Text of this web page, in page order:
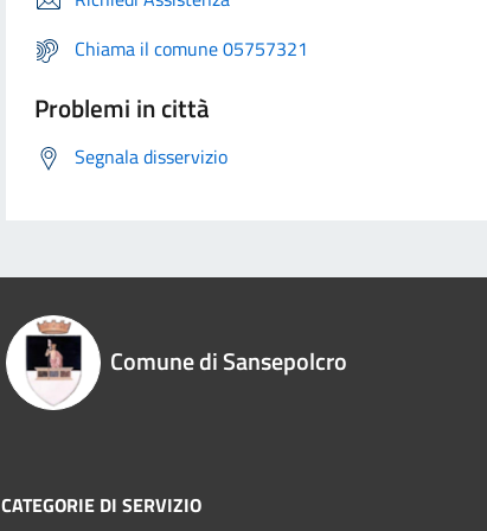
Chiama il comune 05757321
Problemi in città
Segnala disservizio
Comune di Sansepolcro
CATEGORIE DI SERVIZIO